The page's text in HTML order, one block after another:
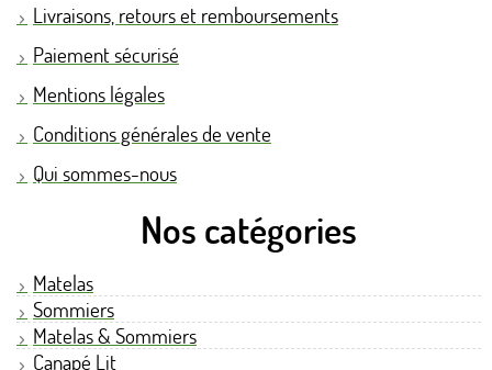
Livraisons, retours et remboursements
Paiement sécurisé
Mentions légales
Conditions générales de vente
Qui sommes-nous
Nos catégories
Matelas
Sommiers
Matelas & Sommiers
Canapé Lit